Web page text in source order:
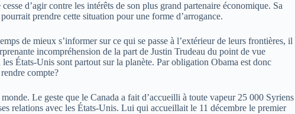
d’agir contre les intérêts de son plus grand partenaire économique. Sa
prendre cette situation pour une forme d’arrogance.
de mieux s’informer sur ce qui se passe à l’extérieur de leurs frontières, il
incompréhension de la part de Justin Trudeau du point de vue
États-Unis sont partout sur la planète. Par obligation Obama est donc
compte?
Le geste que le Canada a fait d’accueilli à toute vapeur 25 000 Syriens
relations avec les États-Unis. Lui qui accueillait le 11 décembre le premier